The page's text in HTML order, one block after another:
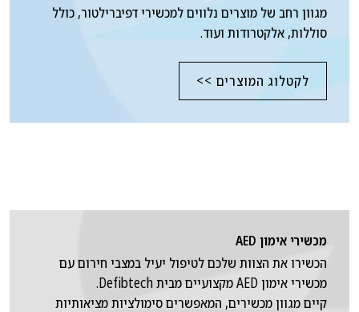
מגוון רחב של מוצרים נלווים למכשירי דפיברילטור, כולל
סוללות, אלקטרודות ועוד.
לקטלוג המוצרים >>
מכשירי אימון AED
הכשירו את הצוות שלכם לטיפול יעיל במצבי חירום עם
מכשירי אימון AED מקצועיים מבית Defibtech.
קיים מגוון מכשירים, המאפשרים סימולציות מציאותיות